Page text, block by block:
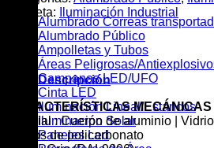
Alumbrado Correas
Alumbrado Público
Ampolletas y Tubos
Áreas Peligrosas/
Campanas LED/UFO
Cinta LED
Iluminación Lineal/Estancos
Iluminación Solar
Paneles Led
Etiqueta:
Iluminación Industrial
Descripción
CARACTERÍSTICAS MECÁNICAS
Material : Cuerpo de aluminio |
ópticos de policarbonato